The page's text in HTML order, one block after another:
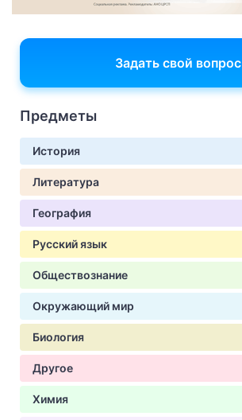
Задать свой вопрос
Предметы
История
Литература
География
Русский язык
Обществознание
Окружающий мир
Биология
Другое
Химия